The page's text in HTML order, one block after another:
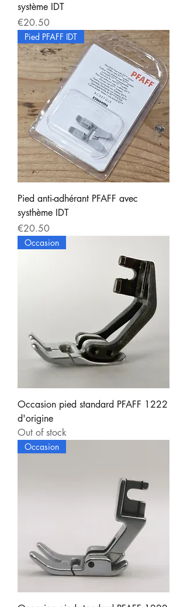
système IDT
Price
€20.50
Pied PFAFF IDT
Pied anti-adhérant PFAFF avec
systhème IDT
Price
€20.50
Occasion
Occasion pied standard PFAFF 1222
d'origine
Out of stock
Occasion